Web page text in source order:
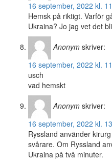
16 september, 2022 kl.
Hemsk på riktigt. Varför
Ukraina? Jo jag vet det
Anonym skriver:
16 september, 2022 kl.
usch
vad hemskt
Anonym skriver:
16 september, 2022 kl.
Ryssland använder
svårare. Om Ryssland
Ukraina på två minuter.